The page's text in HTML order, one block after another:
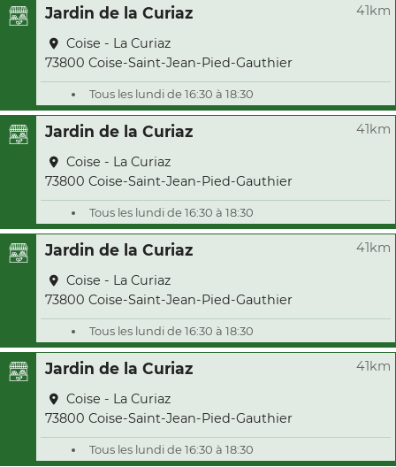
Jardin de la Curiaz 41km
Coise - La Curiaz
73800 Coise-Saint-Jean-Pied-Gauthier
Tous les lundi de 16:30 à 18:30
Jardin de la Curiaz 41km
Coise - La Curiaz
73800 Coise-Saint-Jean-Pied-Gauthier
Tous les lundi de 16:30 à 18:30
Jardin de la Curiaz 41km
Coise - La Curiaz
73800 Coise-Saint-Jean-Pied-Gauthier
Tous les lundi de 16:30 à 18:30
Jardin de la Curiaz 41km
Coise - La Curiaz
73800 Coise-Saint-Jean-Pied-Gauthier
Tous les lundi de 16:30 à 18:30